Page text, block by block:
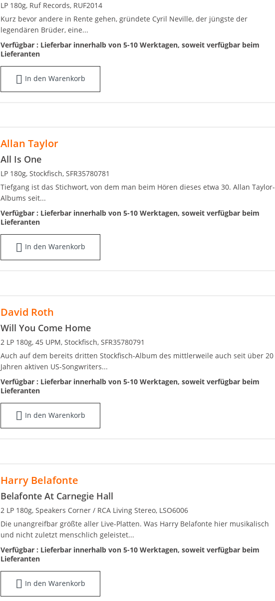
LP 180g, Ruf Records, RUF2014
Kurz bevor andere in Rente gehen, gründete Cyril Neville, der jüngste der
legendären Brüder, eine...
Verfügbar : Lieferbar innerhalb von 5-10 Werktagen, soweit verfügbar beim
Lieferanten
In den Warenkorb
Allan Taylor
All Is One
LP 180g, Stockfisch, SFR35780781
Tiefgang ist das Stichwort, von dem man beim Hören dieses etwa 30. Allan Taylor-
Albums seit...
Verfügbar : Lieferbar innerhalb von 5-10 Werktagen, soweit verfügbar beim
Lieferanten
In den Warenkorb
David Roth
Will You Come Home
2 LP 180g, 45 UPM, Stockfisch, SFR35780791
Auch auf dem bereits dritten Stockfisch-Album des mittlerweile auch seit über 20
Jahren aktiven US-Songwriters...
Verfügbar : Lieferbar innerhalb von 5-10 Werktagen, soweit verfügbar beim
Lieferanten
In den Warenkorb
Harry Belafonte
Belafonte At Carnegie Hall
2 LP 180g, Speakers Corner / RCA Living Stereo, LSO6006
Die unangreifbar größte aller Live-Platten. Was Harry Belafonte hier musikalisch
und nicht zuletzt menschlich geleistet...
Verfügbar : Lieferbar innerhalb von 5-10 Werktagen, soweit verfügbar beim
Lieferanten
In den Warenkorb